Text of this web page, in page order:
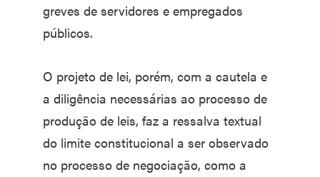
greves de servidores e empregados
públicos.
O projeto de lei, porém, com a cautela e
a diligência necessárias ao processo de
produção de leis, faz a ressalva textual
do limite constitucional a ser observado
no processo de negociação, como a